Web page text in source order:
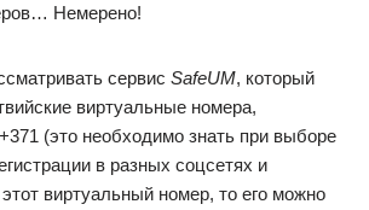
Немерено!
сервис SafeUM, который
виртуальные номера,
(это необходимо знать при выборе
в разных соцсетях и
виртуальный номер, то его можно